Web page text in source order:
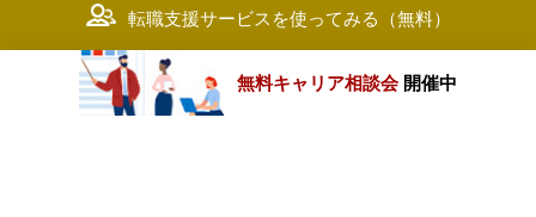
転職支援サービスを使ってみる（無料）
無料キャリア相談会 開催中